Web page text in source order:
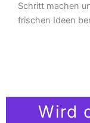
Schritt machen
frischen Ideen
Wird